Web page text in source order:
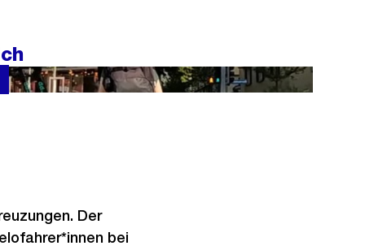
t
gibt es diese Arten von Ampeln speziell für
Der
bei